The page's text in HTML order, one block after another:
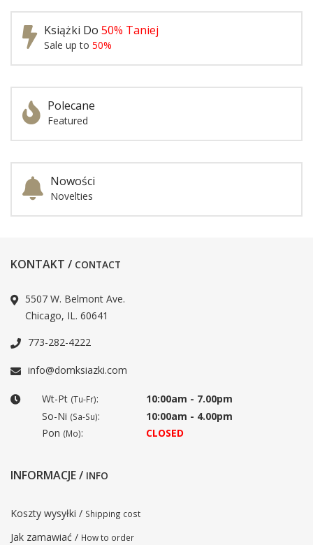
Książki Do 50% Taniej
Sale up to 50%
Polecane
Featured
Nowości
Novelties
KONTAKT / CONTACT
5507 W. Belmont Ave.
Chicago, IL. 60641
773-282-4222
info@domksiazki.com
Wt-Pt (Tu-Fr):
10:00am - 7.00pm
So-Ni (Sa-Su):
10:00am - 4.00pm
Pon (Mo): CLOSED
INFORMACJE / INFO
Koszty wysyłki / Shipping cost
Jak zamawiać / How to order